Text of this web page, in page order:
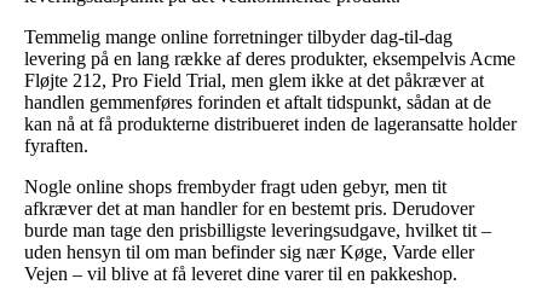
Temmelig mange online forretninger tilbyder dag-til-dag
levering på en lang række af deres produkter, eksempelvis Acme
Fløjte 212, Pro Field Trial, men glem ikke at det påkræver at
handlen gemmenføres forinden et aftalt tidspunkt, sådan at de
kan nå at få produkterne distribueret inden de lageransatte holder
fyraften.
Nogle online shops frembyder fragt uden gebyr, men tit
afkræver det at man handler for en bestemt pris. Derudover
burde man tage den prisbilligste leveringsudgave, hvilket tit –
uden hensyn til om man befinder sig nær Køge, Varde eller
Vejen – vil blive at få leveret dine varer til en pakkeshop.